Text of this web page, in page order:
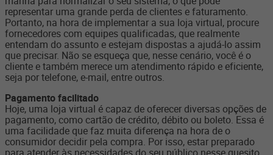
representar uma grande perda de clientes e faturamento.
Portanto, na hora de implementar a sua loja virtual, procure
fornecedores com equipes qualificadas, que realmente
entendam do assunto e estejam dispostas a ajudá-lo assim
que precisar. Não se esqueça que, nesse cenário, você é o
cliente e também merece um atendimento rápido e eficiente,
seja por telefone, e-mail, entre outros.
Pagamento facilitado
Hoje, uma loja virtual é capaz de oferecer diversas opções de
pagamento, como cartão de crédito, débito ou boleto. Essa é
uma facilidade que faz muita diferença na hora de o
consumidor decidir pela compra. Por isso, estar preparado